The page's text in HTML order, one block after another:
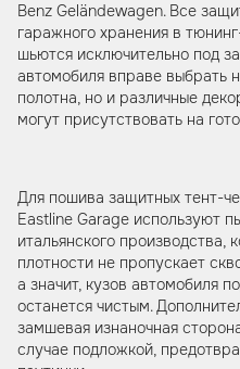
Benz Geländewagen. Все
гаражного хранения в
шьются исключительно под
автомобиля вправе выбрать
полотна, но и различные
могут присутствовать на
Для пошива защитных тент-
Eastline Garage используют
итальянского производства,
плотности не пропускает
а значит, кузов автомобиля
останется чистым.
замшевая изнаночная
случае подложкой,